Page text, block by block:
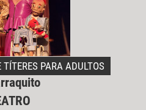
TÍTERES PARA ADULTOS